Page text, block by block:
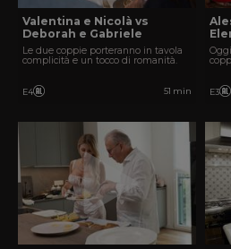
Valentina e Nicolà vs
Deborah e Gabriele
Le due coppie porteranno in tavola
complicità e un tocco di romanità.
E4 51 min E3